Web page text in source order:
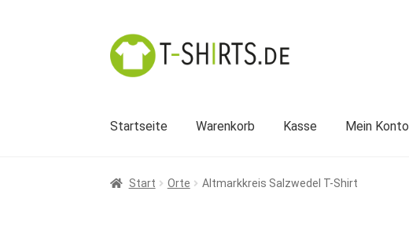
Zur
Navigation
springen
Zum
Inhalt
springen
Startseite Warenkorb Kasse Mein Konto
Start Orte Altmarkkreis Salzwedel T-Shirt